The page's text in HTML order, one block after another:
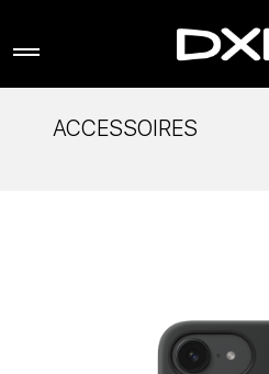
ACCESSOIRES